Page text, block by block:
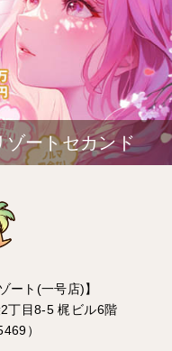
ゾートセカンド
ート(一号店)】
丁目8-5 梶ビル6階
）